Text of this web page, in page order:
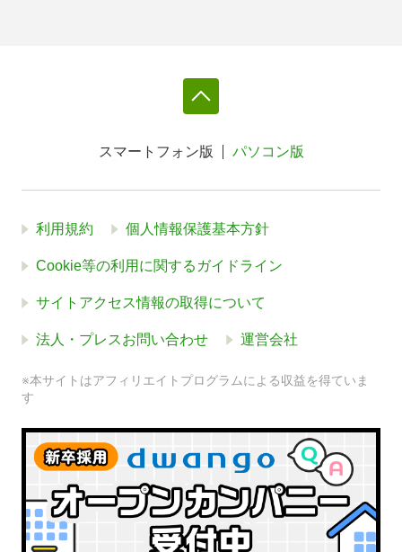
スマートフォン版 パソコン版
利用規約 個人情報保護基本方針
Cookie等の利用に関するガイドライン
サイトアクセス情報の取得について
法人・プレスお問い合わせ 運営会社
※本サイトはアフィリエイトプログラムによる収益を得ていま
す